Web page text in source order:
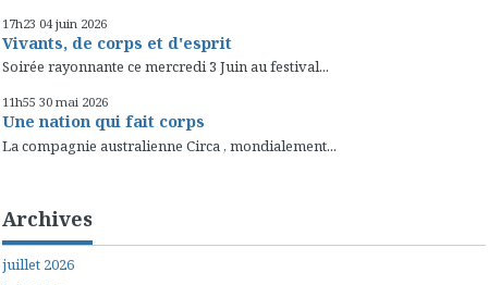
17h23 04 juin 2026
Vivants, de corps et d'esprit
Soirée rayonnante ce mercredi 3 Juin au festival...
11h55 30 mai 2026
Une nation qui fait corps
La compagnie australienne Circa , mondialement...
Archives
juillet 2026